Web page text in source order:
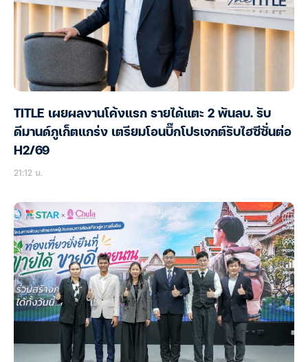
TITLE เผยผลงานโค้งแรก รายได้แตะ 2 พันลบ. รับ
ดีมานด์ภูเก็ตแกร่ง เตรียมโอนบิ๊กโปรเจกต์รับไฮซีซั่นต่อ
H2/69
21:12 น.